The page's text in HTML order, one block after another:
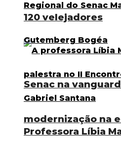
120 velejadores
Professora Líbia
Senac na
modernização na